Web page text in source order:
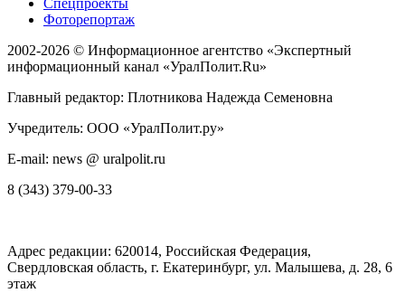
Спецпроекты
Фоторепортаж
2002-2026 © Информационное агентство «Экспертный
информационный канал «УралПолит.Ru»
Главный редактор: Плотникова Надежда Семеновна
Учредитель: ООО «УралПолит.ру»
E-mail: news @ uralpolit.ru
8 (343) 379-00-33
Адрес редакции: 620014, Российская Федерация,
Свердловская область, г. Екатеринбург, ул. Малышева, д. 28, 6
этаж